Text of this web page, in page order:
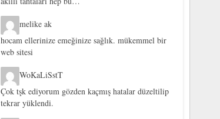
melike ak
hocam ellerinize emeğinize sağlık. mükemmel bir
web sitesi
WoKaLiSstT
Çok tşk ediyorum gözden kaçmış hatalar düzeltilip
tekrar yüklendi.